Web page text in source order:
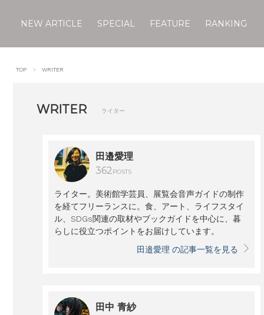
NEW ARTICLE SPECIAL FEATURE RANKING
TOP WRITER
WRITER ライター
田邉愛理
362POSTS
ライター。美術館学芸員、展覧会音声ガイドの制作
を経てフリーランスに。食、アート、ライフスタイ
ル、SDGs関連の取材やブックガイドを中心に、暮
らしに役立つポイントをお届けしています。
田邉愛理 の記事一覧を見る
田中 青紗